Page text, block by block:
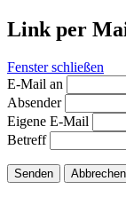
Link per
Fenster schließen
E-Mail an
Absender
Eigene E-Mail
Betreff
Senden Abbrechen